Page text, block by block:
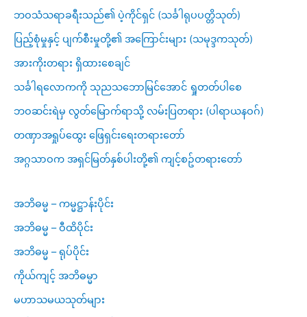
ဘဝသံသရာခရီးသည်၏ ပဲ့ကိုင်ရှင် (သင်္ခါရုပပတ္တိသုတ်)
ပြည့်စုံမှုနှင့် ပျက်စီးမှုတို့၏ အကြောင်းများ (သမုဒ္ဒကသုတ်)
အားကိုးတရား ရှိထားစေချင်
သင်္ခါရလောကကို သုညသဘောမြင်အောင် ရှုတတ်ပါစေ
ဘဝဆင်းရဲမှ လွတ်မြောက်ရာသို့ လမ်းပြတရား (ပါရာယနဝဂ်)
တဏှာအရှုပ်ထွေး ဖြေရှင်းရေးတရားတော်
အဂ္ဂသာဝက အရှင်မြတ်နှစ်ပါးတို့၏ ကျင့်စဥ်တရားတော်
အဘိဓမ္မ – ကမ္မဋ္ဌာန်းပိုင်း
အဘိဓမ္မ – ဝီထိပိုင်း
အဘိဓမ္မ – ရုပ်ပိုင်း
ကိုယ်ကျင့် အဘိဓမ္မာ
မဟာသမယသုတ်များ